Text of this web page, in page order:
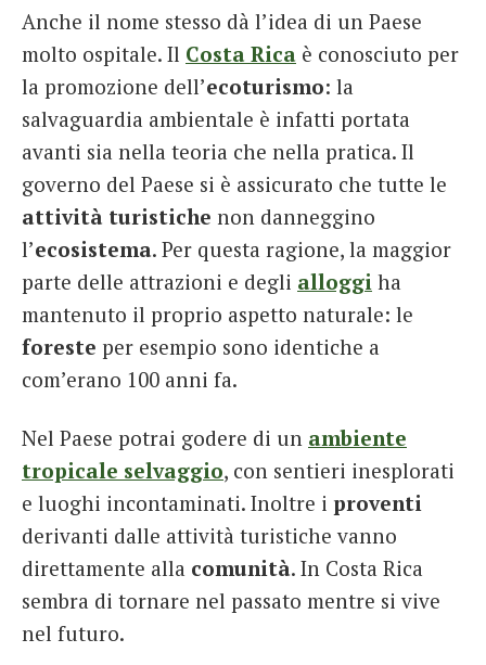
Anche il nome stesso dà l’idea di un Paese
molto ospitale. Il Costa Rica è conosciuto per
la promozione dell’ecoturismo: la
salvaguardia ambientale è infatti portata
avanti sia nella teoria che nella pratica. Il
governo del Paese si è assicurato che tutte le
attività turistiche non danneggino
l’ecosistema. Per questa ragione, la maggior
parte delle attrazioni e degli alloggi ha
mantenuto il proprio aspetto naturale: le
foreste per esempio sono identiche a
com’erano 100 anni fa.
Nel Paese potrai godere di un ambiente
tropicale selvaggio, con sentieri inesplorati
e luoghi incontaminati. Inoltre i proventi
derivanti dalle attività turistiche vanno
direttamente alla comunità. In Costa Rica
sembra di tornare nel passato mentre si vive
nel futuro.